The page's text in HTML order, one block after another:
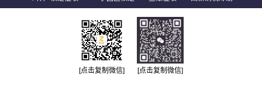
[点击复制微信] [点击复制微信]